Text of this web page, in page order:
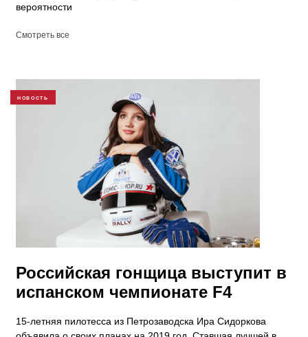
вероятности
Смотреть все
НОВОСТЬ
Российская гонщица выступит в
испанском чемпионате F4
15-летняя пилотесса из Петрозаводска Ира Сидоркова